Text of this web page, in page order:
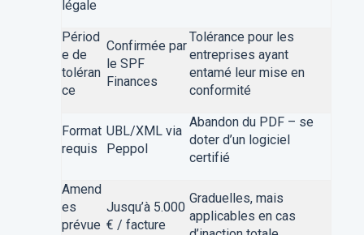
légale
Périod
e de
toléran
ce
Confirmée par
le SPF
Finances
Tolérance pour les
entreprises ayant
entamé leur mise en
conformité
Format
requis
UBL/XML via
Peppol
Abandon du PDF – se
doter d’un logiciel
certifié
Amend
es
prévue
Jusqu’à 5.000
€ / facture
Graduelles, mais
applicables en cas